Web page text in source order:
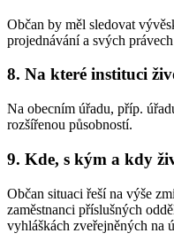
Občan by měl sledovat
projednávání a svých
8. Na které instituci
Na obecním úřadu, příp.
rozšířenou působností.
9. Kde, s kým a kdy
Občan situaci řeší na výše
zaměstnanci příslušných
vyhláškách zveřejněných na